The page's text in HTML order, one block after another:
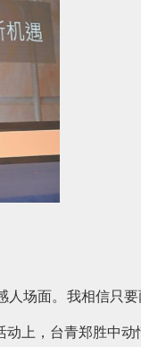
场面。我相信只要
上，台青郑胜中动